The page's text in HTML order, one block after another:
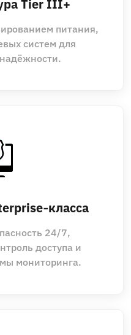
Tier III+
питания,
систем для
24/7,
доступа и
мониторинга.